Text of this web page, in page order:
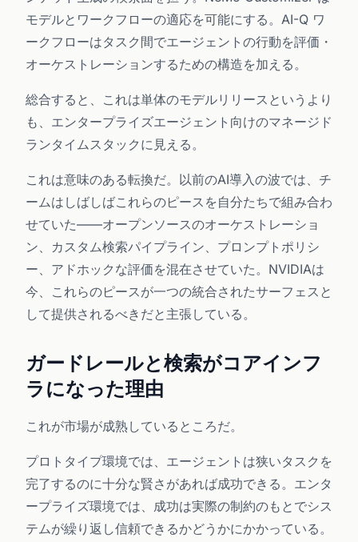
モデルとワークフローの適応を可能にする。AI-Q ワ
ークフローはタスク間でエージェントの行動を評価・
オーケストレーションするための構造を加える。
総合すると、これは単体のモデルリリースというより
も、エンタープライズエージェント向けのマネージド
ランタイムスタックに見える。
これは意味のある転換だ。以前のAI導入の波では、チ
ームはしばしばこれらのピースを自分たちで組み合わ
せていた——オープンソースのオーケストレーショ
ン、カスタム検索パイプライン、プロンプトポリシ
ー、アドホックな評価を混在させていた。NVIDIAは
今、これらのピースが一つの統合されたサーフェスと
して提供されるべきだと主張している。
ガードレールと検索がコアインフ
ラになった理由
これが市場が成熟しているところだ。
プロトタイプ環境では、エージェントは狭いタスクを
完了するのに十分な賢さがあれば成功できる。エンタ
ープライズ環境では、成功は実際の制約のもとでシス
テムが繰り返し信頼できるかどうかにかかっている。